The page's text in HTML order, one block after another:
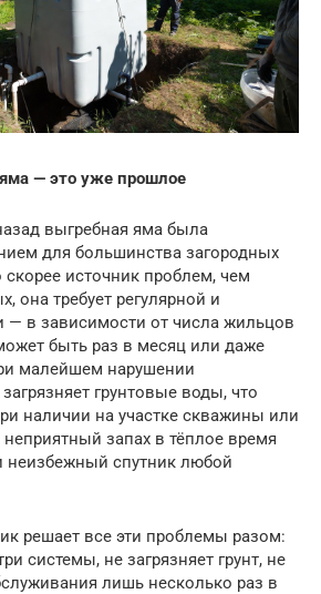
— это уже прошлое
выгребная яма была
для большинства загородных
источник проблем, чем
она требует регулярной и
— в зависимости от числа жильцов
быть раз в месяц или даже
малейшем нарушении
грунтовые воды, что
наличии на участке скважины или
неприятный запах в тёплое время
неизбежный спутник любой
решает все эти проблемы разом:
системы, не загрязняет грунт, не
лишь несколько раз в